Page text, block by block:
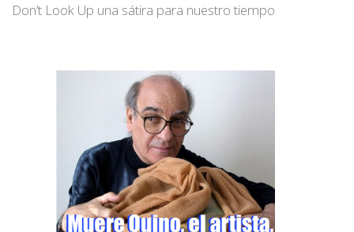
Don’t Look Up una sátira para nuestro tiempo